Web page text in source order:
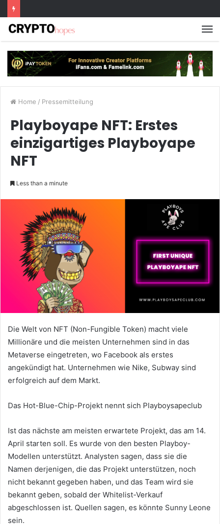
Home / Pressemitteilung
Playboyape NFT: Erstes
einzigartiges Playboyape
NFT
Less than a minute
Die Welt von NFT (Non-Fungible Token) macht viele
Millionäre und die meisten Unternehmen sind in das
Metaverse eingetreten, wo Facebook als erstes
angekündigt hat. Unternehmen wie Nike, Subway sind
erfolgreich auf dem Markt.
Das Hot-Blue-Chip-Projekt nennt sich Playboysapeclub
Ist das nächste am meisten erwartete Projekt, das am 14.
April starten soll. Es wurde von den besten Playboy-
Modellen unterstützt. Analysten sagen, dass sie die
Namen derjenigen, die das Projekt unterstützen, noch
nicht bekannt gegeben haben, und das Team wird sie
bekannt geben, sobald der Whitelist-Verkauf
abgeschlossen ist. Quellen sagen, es könnte Sunny Leone
sein.